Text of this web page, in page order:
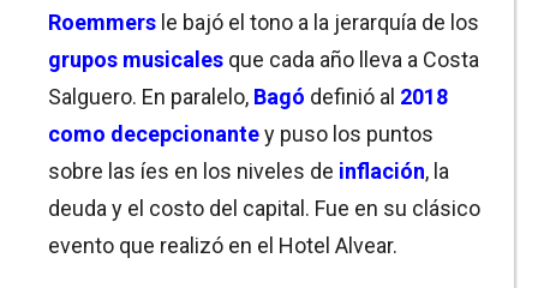
Roemmers le bajó el tono a la jerarquía de los
grupos musicales que cada año lleva a Costa
Salguero. En paralelo, Bagó definió al 2018
como decepcionantey puso los puntos
sobre las íes en los niveles de inflación, la
deuda y el costo del capital. Fue en su clásico
evento que realizó en el Hotel Alvear.